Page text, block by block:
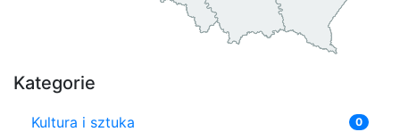
Kategorie
Kultura i sztuka 0